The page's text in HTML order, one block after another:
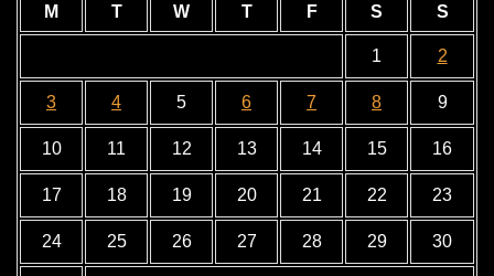
M T W T F S S
1 2
3 4 5 6 7 8 9
10 11 12 13 14 15 16
17 18 19 20 21 22 23
24 25 26 27 28 29 30